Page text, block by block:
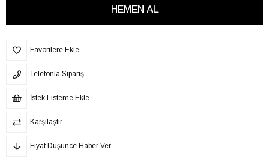
Favorilere Ekle
Telefonla Sipariş
İstek Listeme Ekle
Karşılaştır
Fiyat Düşünce Haber Ver